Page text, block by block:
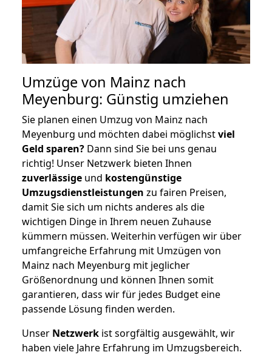
Umzüge von Mainz nach
Meyenburg: Günstig umziehen
Sie planen einen Umzug von Mainz nach
Meyenburg und möchten dabei möglichstviel
Geld sparen? Dann sind Sie bei uns genau
richtig! Unser Netzwerk bieten Ihnen
zuverlässige und kostengünstige
Umzugsdienstleistungen zu fairen Preisen,
damit Sie sich um nichts anderes als die
wichtigen Dinge in Ihrem neuen Zuhause
kümmern müssen. Weiterhin verfügen wir über
umfangreiche Erfahrung mit Umzügen von
Mainz nach Meyenburg mit jeglicher
Größenordnung und können Ihnen somit
garantieren, dass wir für jedes Budget eine
passende Lösung finden werden.
Unser Netzwerk ist sorgfältig ausgewählt, wir
haben viele Jahre Erfahrung im Umzugsbereich.